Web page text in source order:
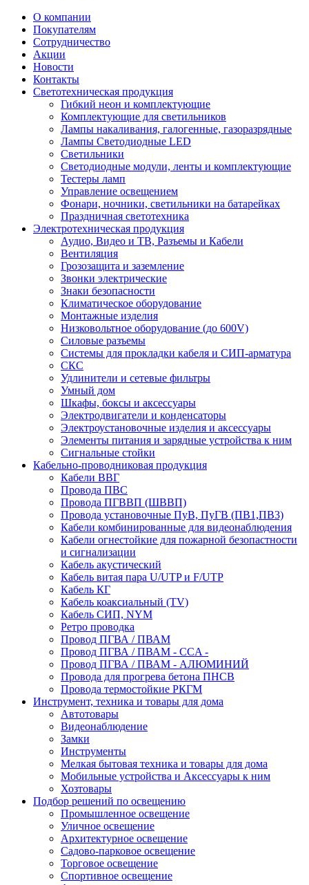
О компании
Покупателям
Сотрудничество
Акции
Новости
Контакты
Светотехническая продукция
Гибкий неон и комплектующие
Комплектующие для светильников
Лампы накаливания, галогенные, газоразрядные
Лампы Светодиодные LED
Светильники
Светодиодные модули, ленты и комплектующие
Тестеры ламп
Управление освещением
Фонари, ночники, светильники на батарейках
Праздничная светотехника
Электротехническая продукция
Аудио, Видео и ТВ, Разъемы и Кабели
Вентиляция
Грозозащита и заземление
Звонки электрические
Знаки безопасности
Климатическое оборудование
Монтажные изделия
Низковольтное оборудование (до 600V)
Силовые разъемы
Системы для прокладки кабеля и СИП-арматура
СКС
Удлинители и сетевые фильтры
Умный дом
Шкафы, боксы и аксессуары
Электродвигатели и конденсаторы
Электроустановочные изделия и аксессуары
Элементы питания и зарядные устройства к ним
Сигнальные стойки
Кабельно-проводниковая продукция
Кабели ВВГ
Провода ПВС
Провода ПГВВП (ШВВП)
Провода установочные ПуВ, ПуГВ (ПВ1,ПВ3)
Кабели комбинированные для видеонаблюдения
Кабели огнестойкие для пожарной безопастности
и сигнализации
Кабель акустический
Кабель витая пара U/UTP и F/UTP
Кабель КГ
Кабель коаксиальный (TV)
Кабель СИП, NYM
Ретро проводка
Провод ПГВА / ПВАМ
Провод ПГВА / ПВАМ - CCA -
Провод ПГВА / ПВАМ - АЛЮМИНИЙ
Провода для прогрева бетона ПНСВ
Провода термостойкие РКГМ
Инструмент, техника и товары для дома
Автотовары
Видеонаблюдение
Замки
Инструменты
Мелкая бытовая техника и товары для дома
Мобильные устройства и Аксессуары к ним
Хозтовары
Подбор решений по освещению
Промышленное освещение
Уличное освещение
Архитектурное освещение
Садово-парковое освещение
Торговое освещение
Спортивное освещение